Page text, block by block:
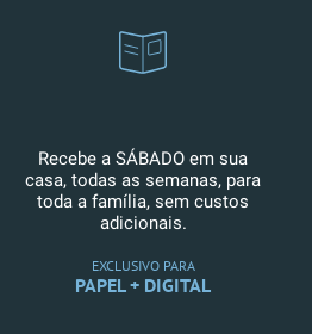
Recebe a SÁBADO em sua
casa, todas as semanas, para
toda a família, sem custos
adicionais.
EXCLUSIVO PARA
PAPEL + DIGITAL